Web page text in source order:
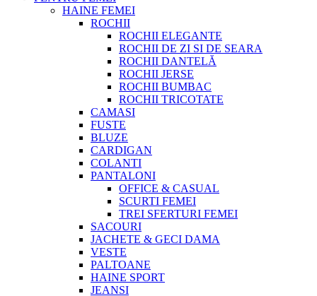
HAINE FEMEI
ROCHII
ROCHII ELEGANTE
ROCHII DE ZI SI DE SEARA
ROCHII DANTELĂ
ROCHII JERSE
ROCHII BUMBAC
ROCHII TRICOTATE
CAMASI
FUSTE
BLUZE
CARDIGAN
COLANTI
PANTALONI
OFFICE & CASUAL
SCURTI FEMEI
TREI SFERTURI FEMEI
SACOURI
JACHETE & GECI DAMA
VESTE
PALTOANE
HAINE SPORT
JEANSI